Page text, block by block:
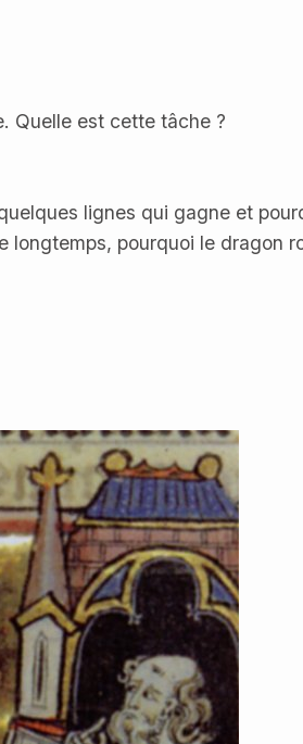
Quelle est cette tâche ?
lignes qui gagne et
longtemps, pourquoi le dragon